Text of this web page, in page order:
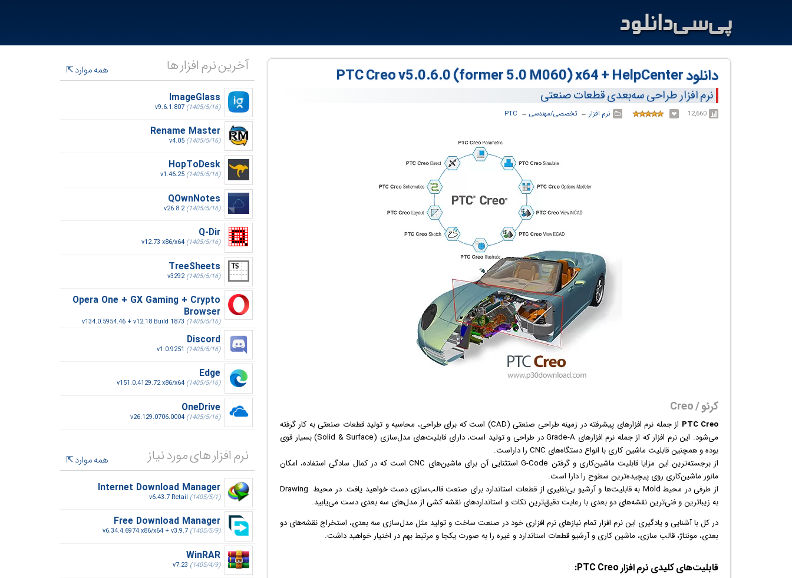
دانلود PTC Creo v5.0.6.0 (former 5.0 M060) x64 + HelpCenter
نرم افزار طراحی سه‌بعدی قطعات صنعتی
12,660 نرم افزار ← ‏تخصصی/مهندسی ← ‏
PTC
کرئو / Creo
PTC Creo از جمله نرم افزار
های پیشرفته در زمینه طراحی صنعتی (CAD) است که برای طراحی، محاسبه و تولید قطعات صنعتی به کار گرفته
می‌شود. این نرم افزار که از جمله نرم افزارهای Grade-A در طراحی و تولید است، دارای قابلیت‌های مدل‌سازی (Solid & Surface) بسیار قوی
بوده و همچنین قابلیت ماشین کاری با انواع دستگاه‌های CNC را داراست.
از برجسته‌ترین این مزایا قابلیت ماشین‌کاری و گرفتن G-Code استثنایی آن برای ماشین‌های CNC است که در کمال سادگی استفاده، امکان
مانور ماشین‌کاری روی پیچیده‌ترین سطوح را دارا است.
از طرفی در محیط Mold به قابلیت‌ها و آرشیو بی‌نظیری از قطعات استاندارد برای صنعت قالب‌سازی دست خواهید یافت. در محیط Drawing
به زیباترین و فنی‌ترین نقشه‌های دو بعدی با رعایت دقیق‌ترین نکات و استانداردهای نقشه کشی از مدل‌های سه بعدی دست می‌یابید.
در کل با آشنایی و یادگیری ایننرم افزار تمام نیازهای نرم افزاری خود در صنعت ساخت و تولید مثل مدل‌سازی سه بعدی، استخراج نقشه‌های دو
بعدی، مونتاژ، قالب سازی، ماشین کاری و آرشیو قطعات استاندارد و غیره را به صورت یکجا و مرتبط بهم در اختیار خواهید داشت.
قابلیت‌‌های کلیدی نرم افزار PTC Creo:
آخرین نرم افزار ها
همه موارد
ImageGlass
v9.6.1.807 (1405/5/16)
Rename Master
v4.05 (1405/5/16)
HopToDesk
v1.46.25 (1405/5/16)
QOwnNotes
v26.8.2(1405/5/16)
Q-Dir
v12.73 x86/x64 (1405/5/16)
TreeSheets
v3292(1405/5/16)
Opera One + GX Gaming + Crypto
Browser
v134.0.5954.46 + v12.18 Build 1873 (1405/5/16)
Discord
v1.0.9251 (1405/5/16)
Edge
v151.0.4129.72 x86/x64 (1405/5/16)
OneDrive
v26.129.0706.0004 (1405/5/16)
نرم افزار های مورد نیاز
همه موارد
Internet Download Manager
v6.43.7 Retail (1405/5/1)
Free Download Manager
v6.34.4.6974 x86/x64 + v3.9.7 (1405/5/9)
WinRAR
v7.23 (1405/4/9)